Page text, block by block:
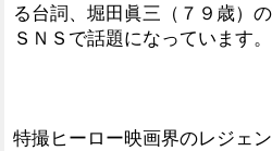
る台詞、堀田眞三（７９歳）
ＳＮＳで話題になっています。
特撮ヒーロー映画界のレジェ